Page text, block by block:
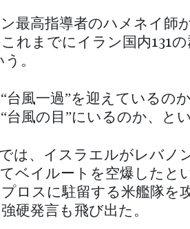
最高指導者のハメネイ師
れまでにイラン国内131
。
風一過”を迎えているの
風の目”にいるのか、とい
は、イスラエルがレバノ
ベイルートを空爆したと
ロスに駐留する米艦隊を
硬発言も飛び出た。